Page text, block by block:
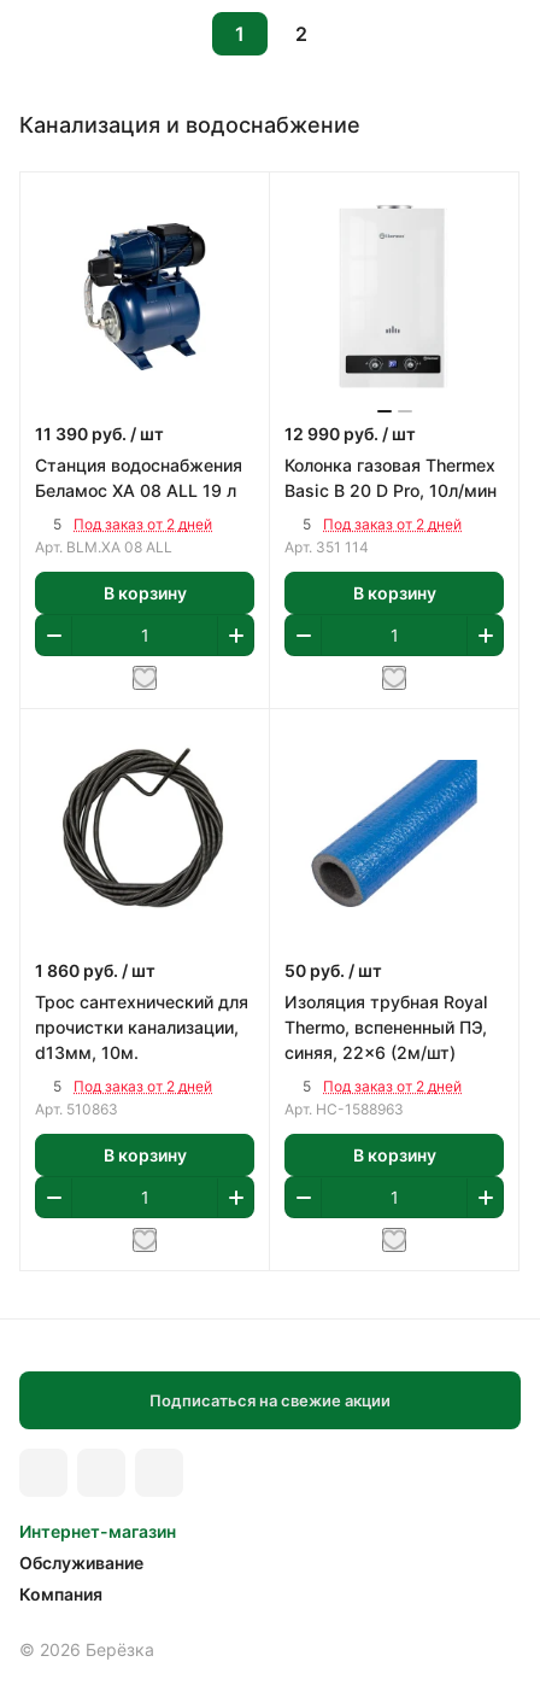
1 2
Канализация и водоснабжение
11 390 руб. / шт
Станция водоснабжения
Беламос XA 08 ALL 19 л
5
Под заказ от 2 дней
Арт. BLM.XA 08 ALL
В корзину
12 990 руб. / шт
Колонка газовая Thermex
Basic B 20 D Pro, 10л/мин
5
Под заказ от 2 дней
Арт. 351 114
В корзину
1 860 руб. / шт
Трос сантехнический для
прочистки канализации,
d13мм, 10м.
5
Под заказ от 2 дней
Арт. 510863
В корзину
50 руб. / шт
Изоляция трубная Royal
Thermo, вспененный ПЭ,
синяя, 22x6 (2м/шт)
5
Под заказ от 2 дней
Арт. НС-1588963
В корзину
Подписаться на свежие акции
Интернет-магазин
Обслуживание
Компания
© 2026 Берёзка